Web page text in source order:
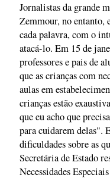
Jornalistas da grande
Zemmour, no
cada palavra, com o
atacá-lo. Em 15 de
professores e pais de
que as crianças com
aulas em
crianças estão
que eu acho que
para cuidarem delas".
dificuldades sobre as
Secretária de Estado
Necessidades